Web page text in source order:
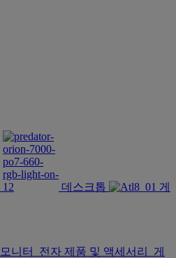
데스크톱 게
모니터 전자 제품 및 액세서리 게